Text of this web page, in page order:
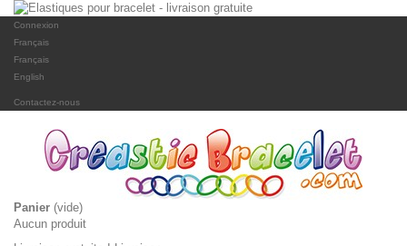
Connexion
Français
Français
English
Contactez-nous
Panier (vide)
Aucun produit